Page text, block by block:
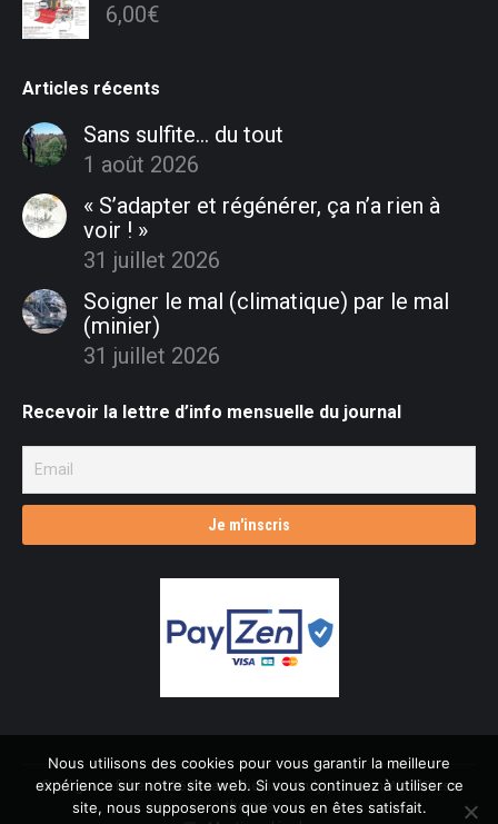
6,00€
Articles récents
Sans sulfite… du tout
1 août 2026
« S’adapter et régénérer, ça n’a rien à
voir ! »
31 juillet 2026
Soigner le mal (climatique) par le mal
(minier)
31 juillet 2026
Recevoir la lettre d’info mensuelle du journal
© L'âge de faire - 2026 Dream-Theme — trulypremium WordPress
themes
Nous utilisons des cookies pour vous garantir la meilleure
expérience sur notre site web. Si vous continuez à utiliser ce
site, nous supposerons que vous en êtes satisfait.